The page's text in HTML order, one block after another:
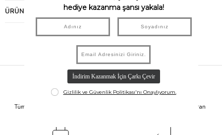
ÜRÜN ÖNERILERI
Hızlı Kargo
Tüm Siparişleriniz Aynı Gün 14.00'a
Taksit İmkanı
Tüm Ürünlerde 6 Aya Kadar Varan